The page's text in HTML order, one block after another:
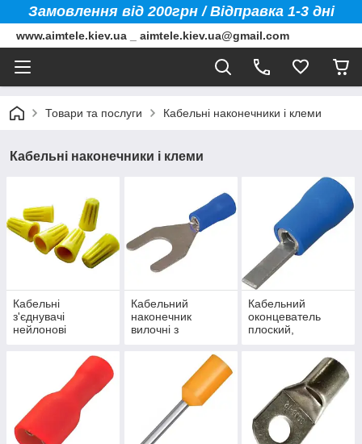
Замовлення від 200грн / Відправка 1-3 дні
www.aimtele.kiev.ua _ aimtele.kiev.ua@gmail.com
Товари та послуги Кабельні наконечники і клеми
Кабельні наконечники і клеми
Кабельні
з'єднувачі
нейлонові
Кабельний
наконечник
вилочні з
Кабельний
оконцеватель
плоский,
штирьові плоскі з
ізоляцією DBV